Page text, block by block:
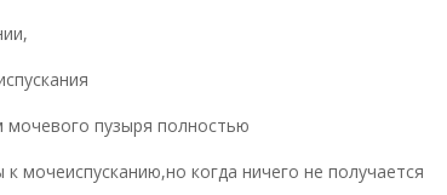
пузыря полностью
мочеиспусканию,но когда ничего не получается